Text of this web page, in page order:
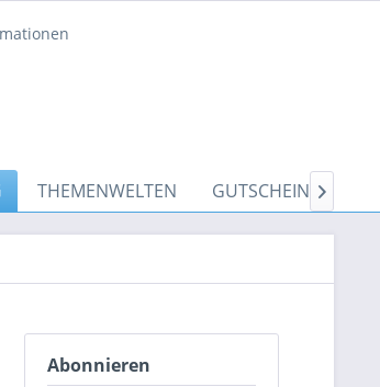
THEMENWELTEN GUTSCHEINE
Abonnieren